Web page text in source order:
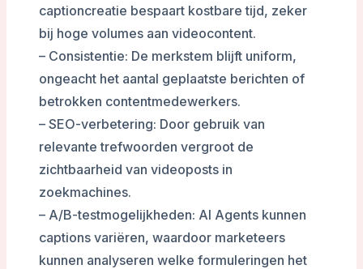
captioncreatie bespaart kostbare tijd, zeker
bij hoge volumes aan videocontent.
– Consistentie: De merkstem blijft uniform,
ongeacht het aantal geplaatste berichten of
betrokken contentmedewerkers.
– SEO-verbetering: Door gebruik van
relevante trefwoorden vergroot de
zichtbaarheid van videoposts in
zoekmachines.
– A/B-testmogelijkheden: AI Agents kunnen
captions variëren, waardoor marketeers
kunnen analyseren welke formuleringen het